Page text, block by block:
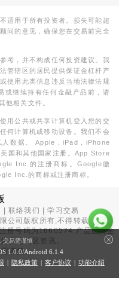
适用于所有投资者。损失可能超
问的意见，确保您在交易前完全
考，并不构成任何投资建议。我
管辖区的居民提供保证金杠杆产
使用此类信息违反当地法律法规
或继续持有任何金融产品前，请
他相关文件。
用公共或共享计算机登入您的交
何计算机或移动设备。我们不会
人数据。 Apple，iPad，iPhone
国和其他国家注册。App Store
Inc.的注册商标。Google徽
Inc.的商标或注册商标。
|联络我们 |学习交易
公司版权所有,不得转载
册号码为1660574,产品面向全
香港地区资讯。
谨慎。
交易需谨慎
1.0.0/Android 6.1.4
| 隐私政策 | 客户协议 | 功能介绍